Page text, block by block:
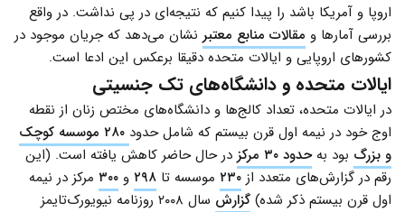
اروپا و آمریکا باشد را پیدا کنیم که نتیجه‌ای در پی نداشت. در واقع
بررسی آمارها و مقالات منابع معتبر نشان می‌دهد که جریان موجود در
کشورهای اروپایی و ایالات متحده دقیقا برعکس این ادعا است.
ایالات متحده و دانشگاه‌های تک جنسیتی
در ایالات متحده، تعداد کالج‌ها و دانشگاه‌های مختص زنان از نقطه
اوج خود در نیمه اول قرن بیستم که شامل حدود
۲۸۰ موسسه کوچک
و بزرگ بود بهحدود ۳۰ مرکز
در حال حاضر کاهش یافته است. (این
رقم در گزارش‌های متعدد از ۲۳۰ موسسه تا ۲۹۸ و ۳۰۰ مرکز در نیمه
اول قرن بیستم ذکر شده) گزارش
سال ۲۰۰۸ روزنامه نیویورک‌تایمز